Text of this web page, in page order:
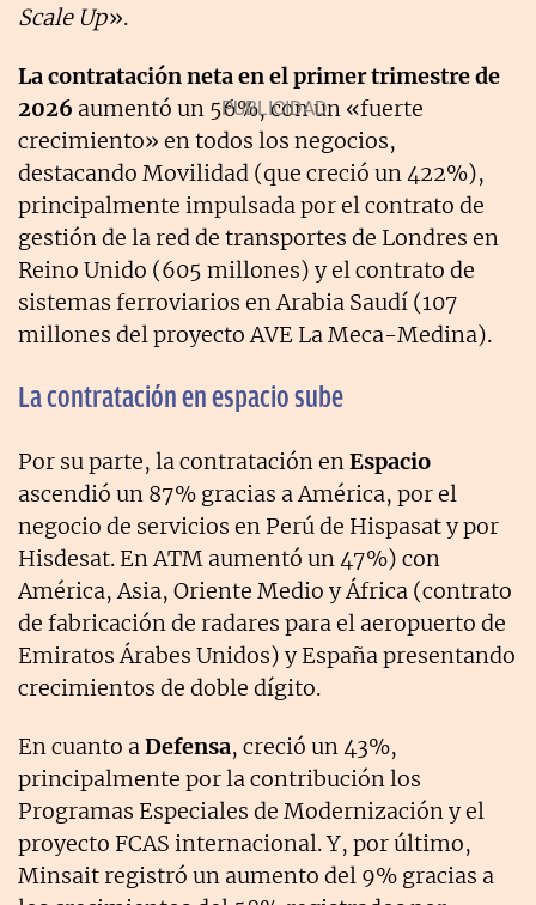
Scale Up».
La contratación neta en el primer trimestre de
2026 aumentó un 56%, con un «fuerte
crecimiento» en todos los negocios,
destacando Movilidad (que creció un 422%),
principalmente impulsada por el contrato de
gestión de la red de transportes de Londres en
Reino Unido (605 millones) y el contrato de
sistemas ferroviarios en Arabia Saudí (107
millones del proyecto AVE La Meca-Medina).
La contratación en espacio sube
Por su parte, la contratación enEspacio
ascendió un 87% gracias a América, por el
negocio de servicios en Perú de Hispasat y por
Hisdesat. En ATM aumentó un 47%) con
América, Asia, Oriente Medio y África (contrato
de fabricación de radares para el aeropuerto de
Emiratos Árabes Unidos) y España presentando
crecimientos de doble dígito.
En cuanto aDefensa, creció un 43%,
principalmente por la contribución los
Programas Especiales de Modernización y el
proyecto FCAS internacional. Y, por último,
Minsait registró un aumento del 9% gracias a